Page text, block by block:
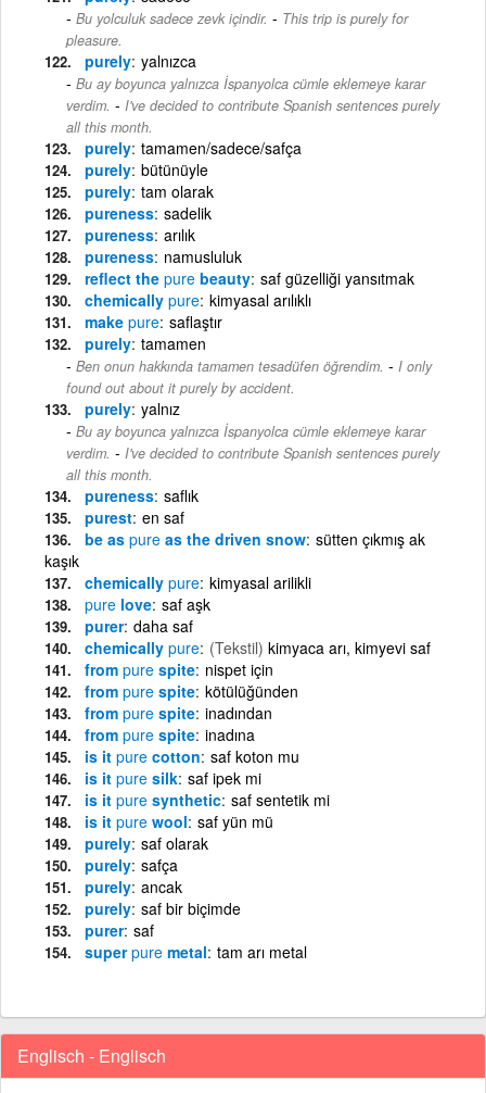
Bu yolculuk sadece zevk içindir. - This trip is purely for
pleasure.
purely yalnızca
Bu ay boyunca yalnızca İspanyolca cümle eklemeye karar
verdim. - I've decided to contribute Spanish sentences purely
all this month.
purely tamamen/sadece/safça
purely bütünüyle
purely tam olarak
pureness sadelik
pureness arılık
pureness namusluluk
reflect the pure beauty saf güzelliği yansıtmak
chemically pure kimyasal arılıklı
make pure saflaştır
purely tamamen
Ben onun hakkında tamamen tesadüfen öğrendim. - I only
found out about it purely by accident.
purely yalnız
Bu ay boyunca yalnızca İspanyolca cümle eklemeye karar
verdim. - I've decided to contribute Spanish sentences purely
all this month.
pureness saflık
purest en saf
be as pure as the driven snow sütten çıkmış ak
kaşık
chemically pure kimyasal arilikli
pure love saf aşk
purer daha saf
chemically pure (Tekstil) kimyaca arı, kimyevi saf
from pure spite nispet için
from pure spite kötülüğünden
from pure spite inadından
from pure spite inadına
is it pure cotton saf koton mu
is it pure silk saf ipek mi
is it pure synthetic saf sentetik mi
is it pure wool saf yün mü
purely saf olarak
purely safça
purely ancak
purely saf bir biçimde
purer saf
superpure metal tam arı metal
Englisch - Englisch